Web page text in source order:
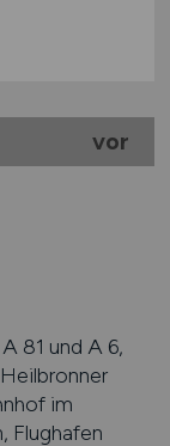
vor
81 und A 6,
im
Flughafen